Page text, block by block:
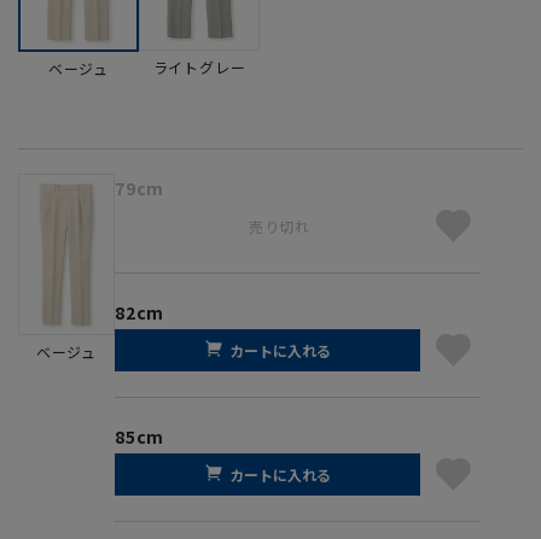
ベージュ ライトグレー
ベージュ
79cm
売り切れ
82cm
カートに入れる
85cm
カートに入れる